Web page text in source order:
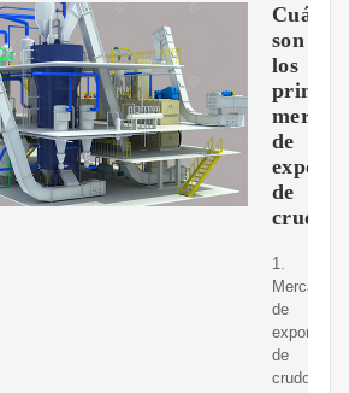
Cuáles
son
los
de
de
crudo
1.
Mercados
de
de
crudo.